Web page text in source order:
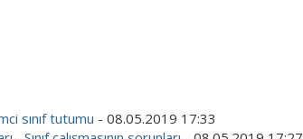
sınıf tutumu - 08.05.2019 17:33